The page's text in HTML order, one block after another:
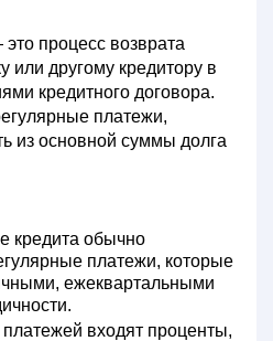
процесс возврата
или другому кредитору в
кредитного договора.
платежи,
из основной суммы долга
кредита обычно
платежи, которые
ежеквартальными
платежей входят проценты,